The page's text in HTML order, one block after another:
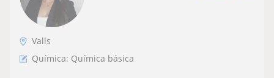
Valls
Química: Química básica